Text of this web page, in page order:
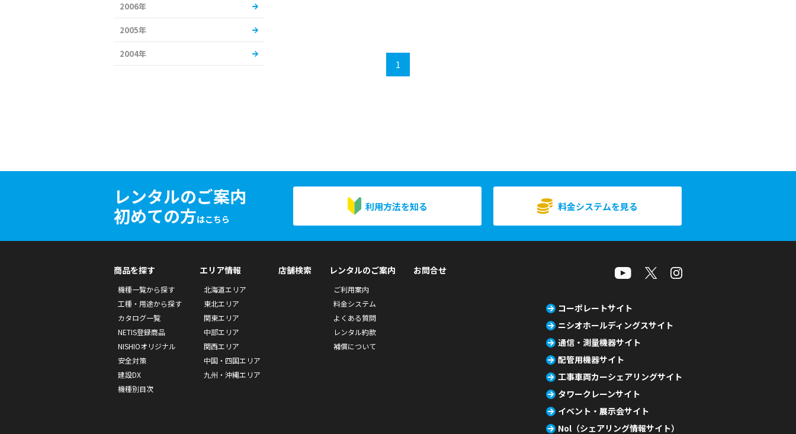
1
2006年
2005年
2004年
レンタルのご案内
初めての方はこちら
利用方法を知る 料金システムを見る
商品を探す
機種一覧から探す
工種・用途から探す
カタログ一覧
NETIS登録商品
NISHIOオリジナル
安全対策
建設DX
機種別目次
エリア情報
北海道エリア
東北エリア
関東エリア
中部エリア
関西エリア
中国・四国エリア
九州・沖縄エリア
店舗検索 レンタルのご案内
ご利用案内
料金システム
よくある質問
レンタル約款
補償について
お問合せ
コーポレートサイト
ニシオホールディングスサイト
通信・測量機器サイト
配管用機器サイト
工事車両カーシェアリングサイト
タワークレーンサイト
イベント・展示会サイト
Nol（シェアリング情報サイト）